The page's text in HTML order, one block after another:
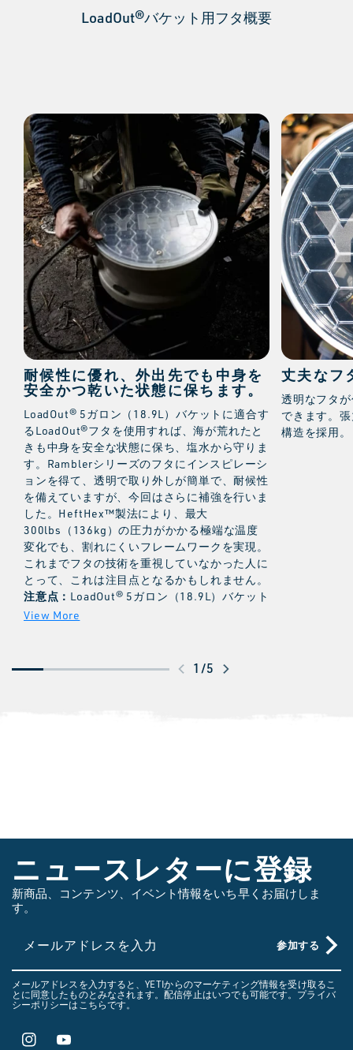
LoadOut®バケット用フタ概要
耐候性に優れ、外出先でも中身を
安全かつ乾いた状態に保ちます。
LoadOut® 5ガロン（18.9L）バケットに適合す
るLoadOut®フタを使用すれば、海が荒れたと
きも中身を安全な状態に保ち、塩水から守りま
す。Ramblerシリーズのフタにインスピレーシ
ョンを得て、透明で取り外しが簡単で、耐候性
を備えていますが、今回はさらに補強を行いま
した。HeftHex™製法により、最大
300lbs（136kg）の圧力がかかる極端な温度
変化でも、割れにくいフレームワークを実現。
これまでフタの技術を重視していなかった人に
とって、これは注目点となるかもしれません。
注意点： LoadOut® 5ガロン（18.9L）バケット
は別売りです。
丈夫なフ
透明なフタ
できます。
構造を採用。
1 /
ス
見
る
5
ニュースレターに登録
新商品、コンテンツ、イベント情報をいち早くお届けしま
す。
メールアドレスを入力 参加する
メールアドレスを入力すると、YETIからのマーケティング情報を受け取るこ
とに同意したものとみなされます。配信停止はいつでも可能です。プライバ
シーポリシーは こちらです。